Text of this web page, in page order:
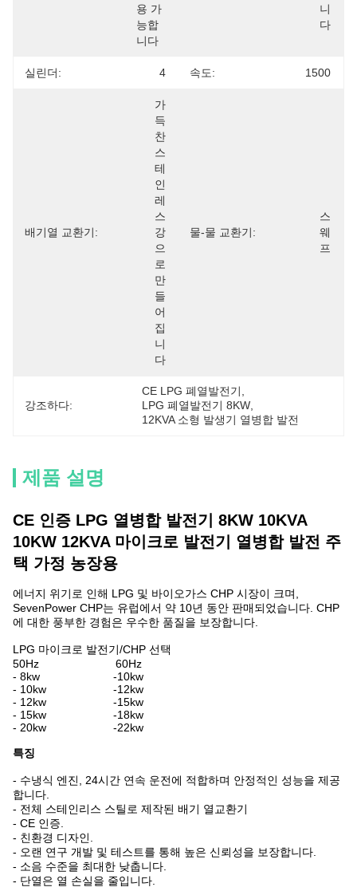
용 가
능합
니다
니
다
실린더: 4 속도: 1500
배기열 교환기:
가
득
찬
스
테
인
레
스
강
으
로
만
들
어
집
니
다
물-물 교환기:
스
웨
프
강조하다:
CE LPG 폐열발전기
LPG 폐열발전기 8KW
12KVA 소형 발생기 열병합 발전
제품 설명
CE 인증 LPG 열병합 발전기 8KW 10KVA
10KW 12KVA 마이크로 발전기 열병합 발전 주
택 가정 농장용
에너지 위기로 인해 LPG 및 바이오가스 CHP 시장이 크며,
SevenPower CHP는 유럽에서 약 10년 동안 판매되었습니다. CHP
에 대한 풍부한 경험은 우수한 품질을 보장합니다.
LPG 마이크로 발전기/CHP 선택
50Hz 60Hz
- 8kw -10kw
- 10kw -12kw
- 12kw -15kw
- 15kw -18kw
- 20kw -22kw
특징
- 수냉식 엔진, 24시간 연속 운전에 적합하며 안정적인 성능을 제공
합니다.
- 전체 스테인리스 스틸로 제작된 배기 열교환기
- CE 인증.
- 친환경 디자인.
- 오랜 연구 개발 및 테스트를 통해 높은 신뢰성을 보장합니다.
- 소음 수준을 최대한 낮춥니다.
- 단열은 열 손실을 줄입니다.